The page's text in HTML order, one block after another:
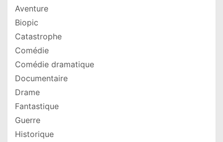
Aventure
Biopic
Catastrophe
Comédie
Comédie dramatique
Documentaire
Drame
Fantastique
Guerre
Historique